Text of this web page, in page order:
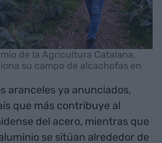
de la Agricultura Catalana,
su campo de alcachofas en
aranceles ya anunciados,
que más contribuye al
del acero, mientras que
se sitúan alrededor de